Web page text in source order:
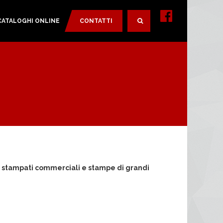
ONLINE CONTATTI
commerciali e stampe di grandi